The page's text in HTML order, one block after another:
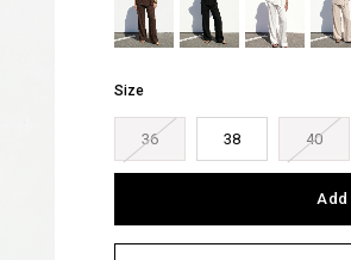
Size
36 38 40